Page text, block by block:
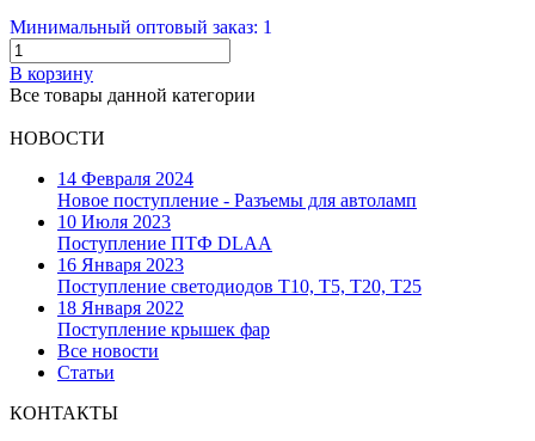
Минимальный оптовый заказ: 1
В корзину
Все товары данной категории
НОВОСТИ
14 Февраля 2024
Новое поступление - Разъемы для автоламп
10 Июля 2023
Поступление ПТФ DLAA
16 Января 2023
Поступление светодиодов T10, T5, T20, T25
18 Января 2022
Поступление крышек фар
Все новости
Статьи
КОНТАКТЫ